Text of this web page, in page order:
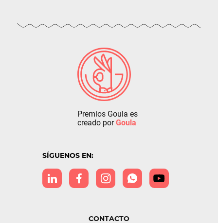
Premios Goula es
creado porGoula
SÍGUENOS EN:
CONTACTO